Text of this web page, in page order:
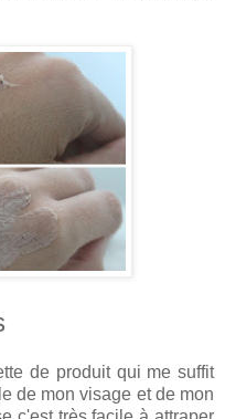
de produit qui me suffit
de mon visage et de mon